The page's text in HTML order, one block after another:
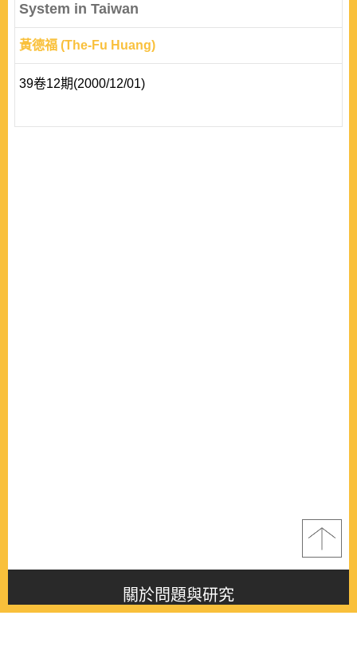
System in Taiwan
黃德福 (The-Fu Huang)
39卷12期(2000/12/01)
關於問題與研究
About this journal